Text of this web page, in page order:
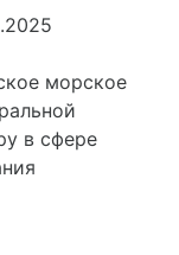
морское
в сфере